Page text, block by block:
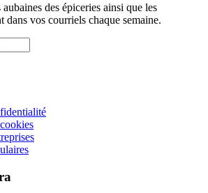
des épiceries ainsi que les
dans vos courriels chaque semaine.